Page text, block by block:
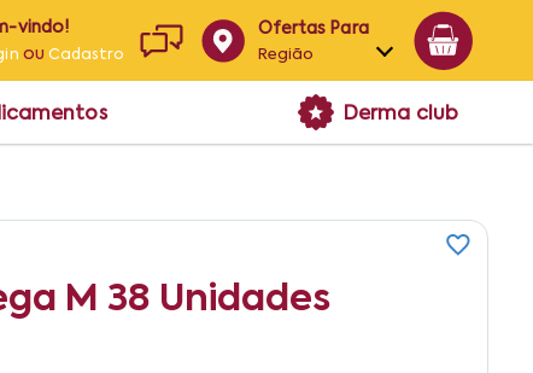
vindo!
ouCadastro
Ofertas Para
Região
Alagoas
Derma club
M 38 Unidades